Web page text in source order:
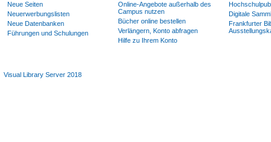
Neue Seiten
Neuerwerbungslisten
Neue Datenbanken
Führungen und Schulungen
Online-Angebote außerhalb des
Campus nutzen
Bücher online bestellen
Verlängern, Konto abfragen
Hilfe zu Ihrem Konto
Digitale
Frankfurter
Visual Library Server 2018